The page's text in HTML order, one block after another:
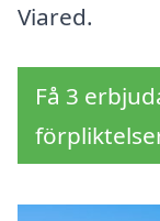
Viared.
Få 3